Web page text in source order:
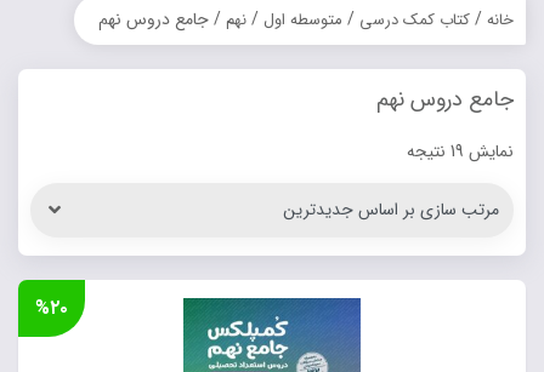
خانه/کتاب کمک درسی / متوسطه اول /نهم / جامع دروس نهم
جامع دروس نهم
نمایش 19 نتیجه
Sorted
latest
%۲۰